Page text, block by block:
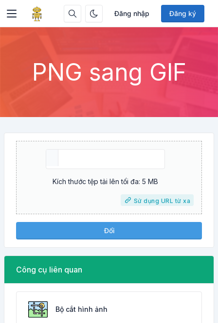
Đăng nhập Đăng ký
PNG sang GIF
Kích thước tệp tải lên tối đa: 5 MB
Sử dụng URL từ xa
Đổi
Công cụ liên quan
Bộ cắt hình ảnh